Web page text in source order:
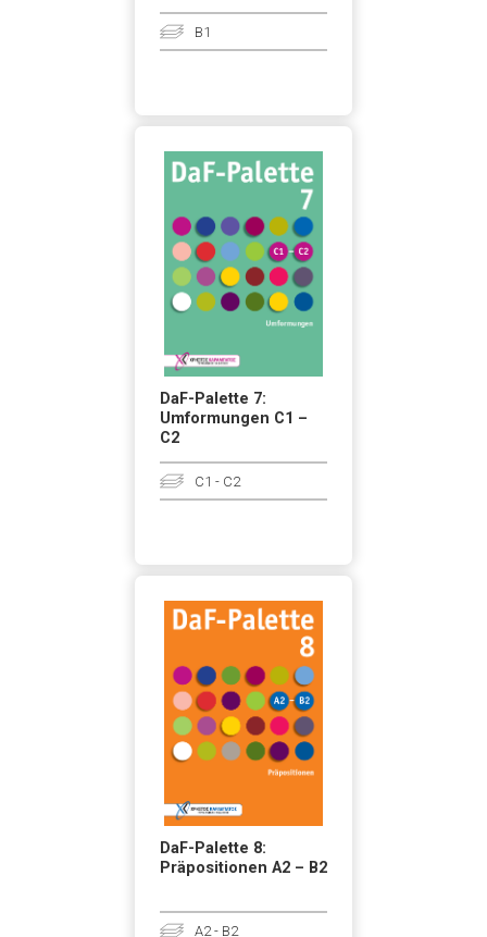
B1
DaF-Palette 7:
Umformungen C1 –
C2
C1 - C2
DaF-Palette 8:
Präpositionen A2 – B2
A2 - B2